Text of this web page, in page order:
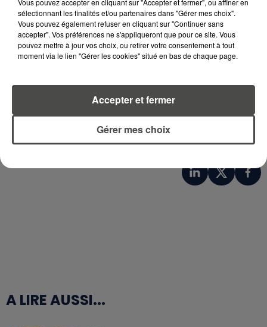
Victorieux de la Ligue des champions en 2006, 2008
et 2009
•Champion d’Espagne à 7 reprises
•Vainqueur de la Coupe du Roi à 4 reprises
A LIRE AUSSI...
Vous pouvez accepter en cliquant sur "Accepter et fermer", ou affiner en
sélectionnant les finalités et/ou partenaires dans "Gérer mes choix".
Vous pouvez également refuser en cliquant sur "Continuer sans
accepter". Vos préférences ne s'appliqueront que pour ce site. Vous
pouvez mettre à jour vos choix, ou retirer votre consentement à tout
moment via le lien "Gérer les cookies" situé en bas de chaque page.
Gérer mes choix
Accepter et fermer